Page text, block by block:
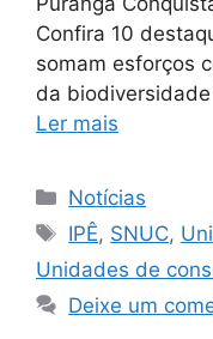
Confira 10
somam esforços
da
Ler mais
Notícias
IPÊ, SNUC,
Unidades de
Deixe um